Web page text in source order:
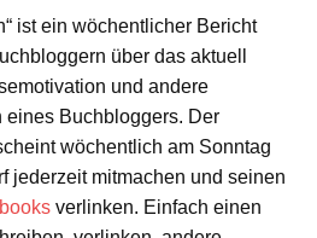
ist ein wöchentlicher Bericht
über das aktuell
und andere
eines Buchbloggers. Der
wöchentlich am Sonntag
jederzeit mitmachen und seinen
verlinken. Einfach einen